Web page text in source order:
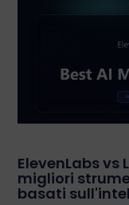
ElevenLabs vs
migliori
basati